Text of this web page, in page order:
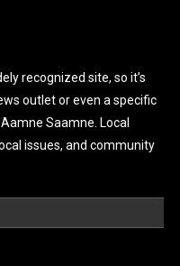
recognized site, so it’s
outlet or even a specific
Saamne. Local
issues, and community